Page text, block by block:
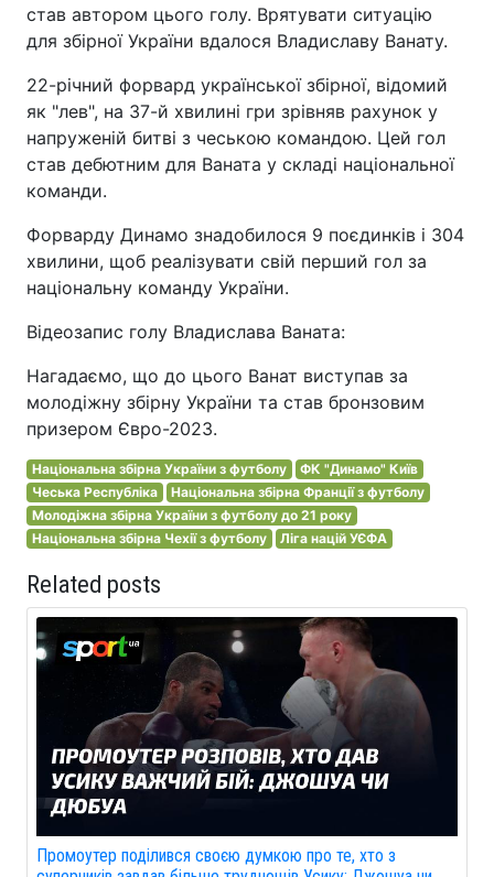
став автором цього голу. Врятувати ситуацію
для збірної України вдалося Владиславу Ванату.
22-річний форвард української збірної, відомий
як "лев", на 37-й хвилині гри зрівняв рахунок у
напруженій битві з чеською командою. Цей гол
став дебютним для Ваната у складі національної
команди.
Форварду Динамо знадобилося 9 поєдинків і 304
хвилини, щоб реалізувати свій перший гол за
національну команду України.
Відеозапис голу Владислава Ваната:
Нагадаємо, що до цього Ванат виступав за
молодіжну збірну України та став бронзовим
призером Євро-2023.
Національна збірна України з футболу
ФК "Динамо" Київ
Чеська Республіка
Національна збірна Франції з футболу
Молодіжна збірна України з футболу до 21 року
Національна збірна Чехії з футболу
Ліга націй УЄФА
Related posts
Промоутер поділився своєю думкою про те, хто з